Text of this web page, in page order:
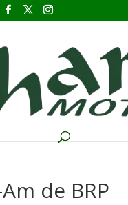
de BRP